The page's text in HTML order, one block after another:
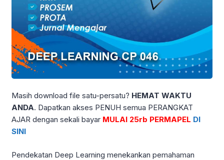
Masih download file satu-persatu? HEMAT WAKTU
ANDA. Dapatkan akses PENUH semua PERANGKAT
AJAR dengan sekali bayar MULAI 25rb PERMAPEL DI
SINI
Pendekatan Deep Learning menekankan pemahaman